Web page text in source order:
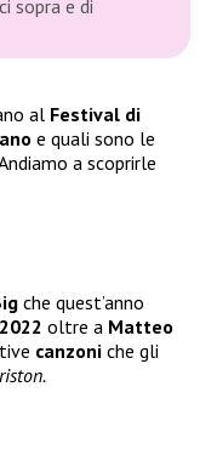
sopra e di
al Festival di
e quali sono le
a scoprirle
che quest’anno
oltre a Matteo
canzoni che gli